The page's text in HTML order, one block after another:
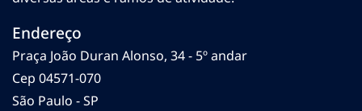
Endereço
Praça João Duran Alonso, 34 - 5º andar
Cep 04571-070
São Paulo - SP